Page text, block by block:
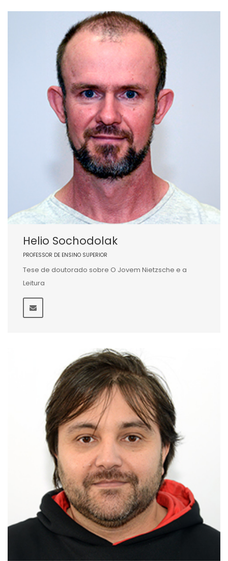
Helio Sochodolak
PROFESSOR DE ENSINO SUPERIOR
Tese de doutorado sobre O Jovem Nietzsche e a
Leitura